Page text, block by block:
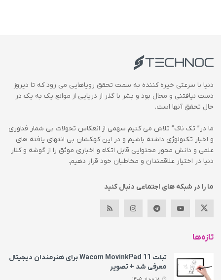
دنیا با سرعتی خیره کننده به سمت تحقق رویاهایی می رود که تا دیروز
دست نیافتنی و محال بود و بشر با گذر از دریایی از موانع یک به یک در
حال تحقق آنها است.
ما در” تک ناک” تلاش می کنیم سهمی از انعکاس تحولات بی شمار فناوری
و اخبار تکنولوژی داشته باشیم و در این کهکشان بی انتهای یافته های
علمی و دانش محور محتوایی قابل اتکاء و اخباری موثق را از گوشه و کنار
دنیا در اختیار علاقمندان و مخاطبان خود قرار دهیم.
ما را در شبکه های اجتماعی دنبال کنید
تازه‌ها
تبلت Wacom MovinkPad 11 برای هنرمندان دیجیتال
معرفی شد + تصویر